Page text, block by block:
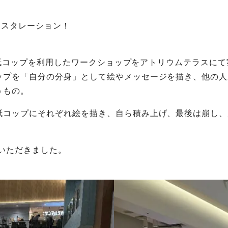
タレーション！
ップを利用したワークショップをアトリウムテラスに
を「自分の分身」として絵やメッセージを描き、他の
の。
ップにそれぞれ絵を描き、自ら積み上げ、最後は崩し
ただきました。